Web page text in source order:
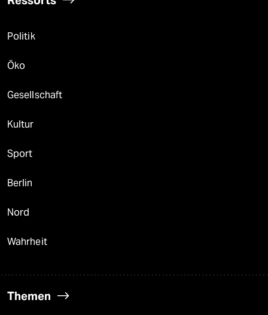
Politik
Öko
Gesellschaft
Kultur
Sport
Berlin
Nord
Wahrheit
Themen